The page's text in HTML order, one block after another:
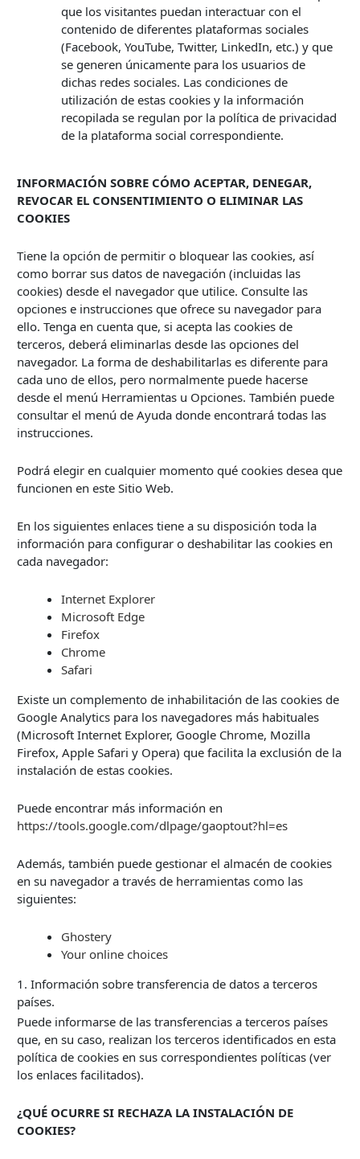
que los visitantes puedan interactuar con el
contenido de diferentes plataformas sociales
(Facebook, YouTube, Twitter, LinkedIn, etc.) y que
se generen únicamente para los usuarios de
dichas redes sociales. Las condiciones de
utilización de estas cookies y la información
recopilada se regulan por la política de privacidad
de la plataforma social correspondiente.
INFORMACIÓN SOBRE CÓMO ACEPTAR, DENEGAR,
REVOCAR EL CONSENTIMIENTO O ELIMINAR LAS
COOKIES
Tiene la opción de permitir o bloquear las cookies, así
como borrar sus datos de navegación (incluidas las
cookies) desde el navegador que utilice. Consulte las
opciones e instrucciones que ofrece su navegador para
ello. Tenga en cuenta que, si acepta las cookies de
terceros, deberá eliminarlas desde las opciones del
navegador. La forma de deshabilitarlas es diferente para
cada uno de ellos, pero normalmente puede hacerse
desde el menú Herramientas u Opciones. También puede
consultar el menú de Ayuda donde encontrará todas las
instrucciones.
Podrá elegir en cualquier momento qué cookies desea que
funcionen en este Sitio Web.
En los siguientes enlaces tiene a su disposición toda la
información para configurar o deshabilitar las cookies en
cada navegador:
Internet Explorer
Microsoft Edge
Firefox
Chrome
Safari
Existe un complemento de inhabilitación de las cookies de
Google Analytics para los navegadores más habituales
(Microsoft Internet Explorer, Google Chrome, Mozilla
Firefox, Apple Safari y Opera) que facilita la exclusión de la
instalación de estas cookies.
Puede encontrar más información en
https://tools.google.com/dlpage/gaoptout?hl=es
Además, también puede gestionar el almacén de cookies
en su navegador a través de herramientas como las
siguientes:
Ghostery
Your online choices
1. Información sobre transferencia de datos a terceros
países.
Puede informarse de las transferencias a terceros países
que, en su caso, realizan los terceros identificados en esta
política de cookies en sus correspondientes políticas (ver
los enlaces facilitados).
¿QUÉ OCURRE SI RECHAZA LA INSTALACIÓN DE
COOKIES?